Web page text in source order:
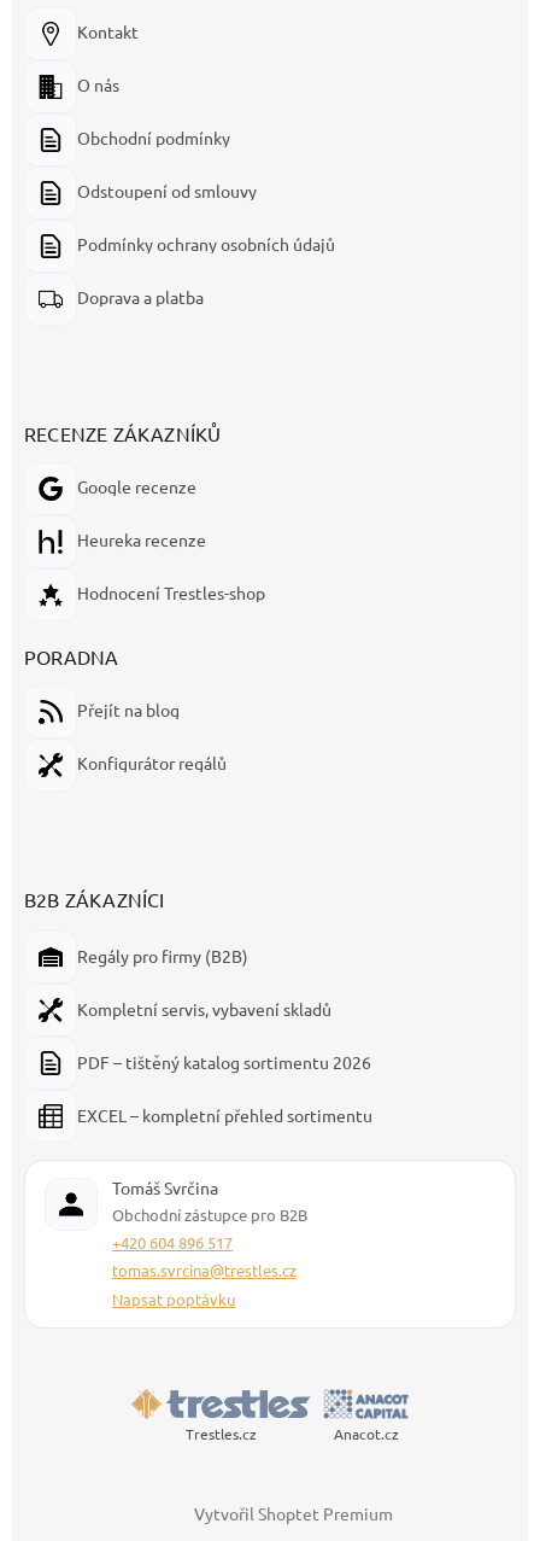
Kontakt
O nás
Obchodní podmínky
Odstoupení od smlouvy
Podmínky ochrany osobních údajů
Doprava a platba
RECENZE ZÁKAZNÍKŮ
Google recenze
Heureka recenze
Hodnocení Trestles-shop
PORADNA
Přejít na blog
Konfigurátor regálů
B2B ZÁKAZNÍCI
Regály pro firmy (B2B)
Kompletní servis, vybavení skladů
PDF – tištěný katalog sortimentu 2026
EXCEL – kompletní přehled sortimentu
Tomáš Svrčina
Obchodní zástupce pro B2B
+420 604 896 517
tomas.svrcina@trestles.cz
Napsat poptávku
Trestles.cz Anacot.cz
Vytvořil Shoptet Premium